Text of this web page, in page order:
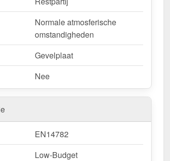
Normale atmosferische
omstandigheden
Gevelplaat
Nee
EN14782
Low-Budget